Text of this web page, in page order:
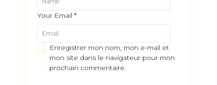
Your Email*
Enregistrer mon nom, mon e-mail et
mon site dans le navigateur pour mon
prochain commentaire.